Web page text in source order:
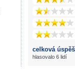
celková
hlasovalo 6 lidí